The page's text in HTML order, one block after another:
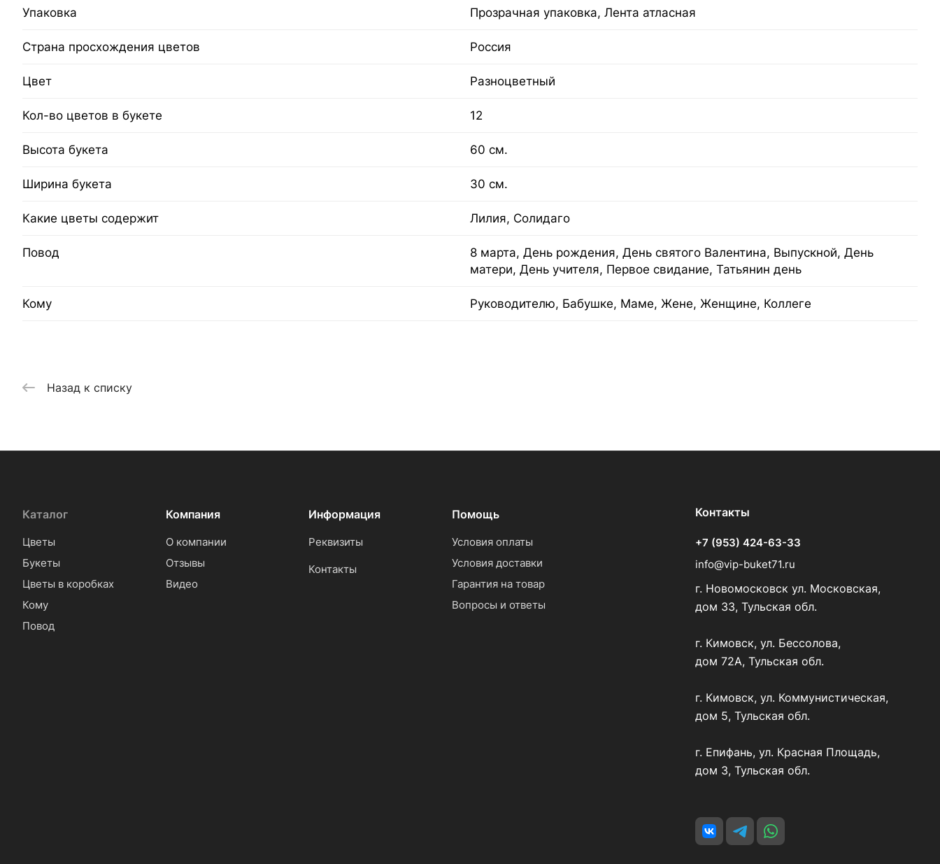
Упаковка Прозрачная упаковка, Лента атласная
Страна просхождения цветов Россия
Цвет Разноцветный
Кол-во цветов в букете 12
Высота букета 60 см.
Ширина букета 30 см.
Какие цветы содержит Лилия, Солидаго
Повод
8 марта, День рождения, День святого Валентина, Выпускной, День
матери, День учителя, Первое свидание, Татьянин день
Кому Руководителю, Бабушке, Маме, Жене, Женщине, Коллеге
Назад к списку
Каталог
Цветы
Букеты
Цветы в коробках
Кому
Повод
Компания
О компании
Отзывы
Видео
Информация
Реквизиты
Контакты
Помощь
Условия оплаты
Условия доставки
Гарантия на товар
Вопросы и ответы
Контакты
+7 (953) 424-63-33
info@vip-buket71.ru
г. Новомосковск ул. Московская,
дом 33, Тульская обл.
г. Кимовск, ул. Бессолова,
дом 72А, Тульская обл.
г. Кимовск, ул. Коммунистическая,
дом 5, Тульская обл.
г. Епифань, ул. Красная Площадь,
дом 3, Тульская обл.